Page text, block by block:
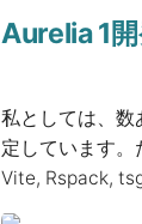
Aurelia 1
私としては、
定しています。
Vite, Rspack,